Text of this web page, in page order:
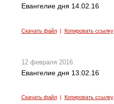
Евангелие дня 14.02.16
Скачать файл| Копировать ссылку
12 февраля 2016
Евангелие дня 13.02.16
Скачать файл| Копировать ссылку